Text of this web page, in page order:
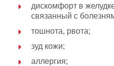
дискомфорт в
связанный с
тошнота, рвота;
зуд кожи;
аллергия;